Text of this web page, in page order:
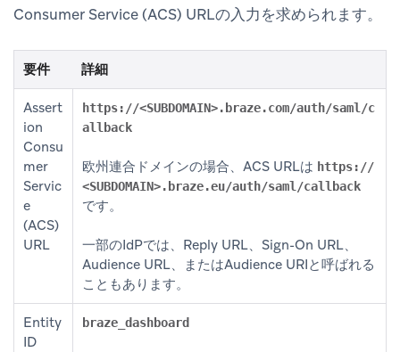
Consumer Service (ACS) URLの入力を求められます。
要件 詳細
Assert
ion
Consu
mer
Servic
e
(ACS)
URL
https://<SUBDOMAIN>.braze.com/auth/saml/c
allback
欧州連合ドメインの場合、ACS URLは https://
<SUBDOMAIN>.braze.eu/auth/saml/callback
です。
一部のIdPでは、Reply URL、Sign-On URL、
Audience URL、またはAudience URIと呼ばれる
こともあります。
Entity
ID
braze_dashboard